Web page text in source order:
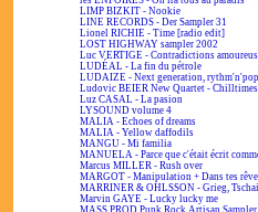
LIMP BIZKIT - Nookie
LINE RECORDS - Der Sampler 31
Lionel RICHIE - Time [radio edit]
LOST HIGHWAY sampler 2002
Luc VERTIGE - Contradictions
LUDÉAL - La fin du pétrole
LUDAIZE - Next generation,
Ludovic BEIER New Quartet - Chilltimes
Luz CASAL - La pasion
LYSOUND volume 4
MALIA - Echoes of dreams
MALIA - Yellow daffodils
MANGU - Mi familia
MANUELA - Parce que c'était écrit
Marcus MILLER - Rush over
MARGOT - Manipulation + Dans tes
MARRINER & OHLSSON - Grieg,
Marvin GAYE - Lucky lucky me
MASS PROD Punk Rock Artisan Sampler